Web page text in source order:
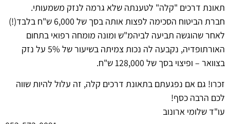
תאונת דרכים "קלה" לטענתה שלא גרמה לנזק משמעותי.
חברת הביטוח הסכימה לפצות אותה בסך של 6,000 ש"ח בלבד(!)
לאחר שהוגשה תביעה לביהמ"ש ומונה מומחה רפואי בתחום
האורתופדיה, נקבעה לה נכות צמיתה בשיעור של 5% על נזק
בצוואר – ופיצוי בסך של 128,000 ש"ח.
זכרו! גם אם נפגעתם בתאונת דרכים קלה, זה עלול להיות שווה
לכם הרבה כסף!
עו"ד שלומי ארונוב